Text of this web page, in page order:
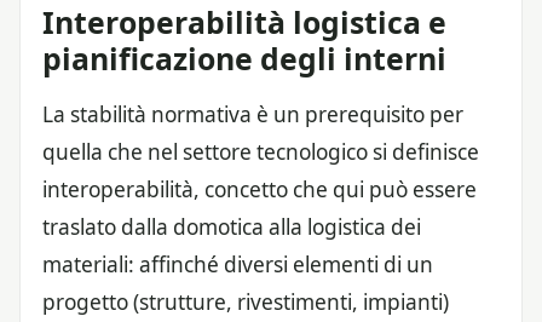
Interoperabilità logistica e
pianificazione degli interni
La stabilità normativa è un prerequisito per
quella che nel settore tecnologico si definisce
interoperabilità, concetto che qui può essere
traslato dalla domotica alla logistica dei
materiali: affinché diversi elementi di un
progetto (strutture, rivestimenti, impianti)